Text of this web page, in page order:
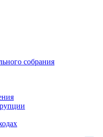
собрания